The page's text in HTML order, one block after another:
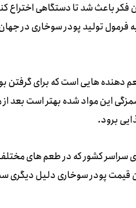
باعث شد تا دستگاهی اختراع
به فرمول تولید پودر سوخاری در
دهنده هایی است که برای
این مواد شده بهتر است بعد
برود.
سراسر کشور که در طعم های
پودر سوخاری دلیل دیگری